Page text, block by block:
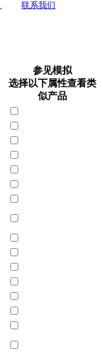
联系我们
参见模拟
选择以下属性查看类
似产品